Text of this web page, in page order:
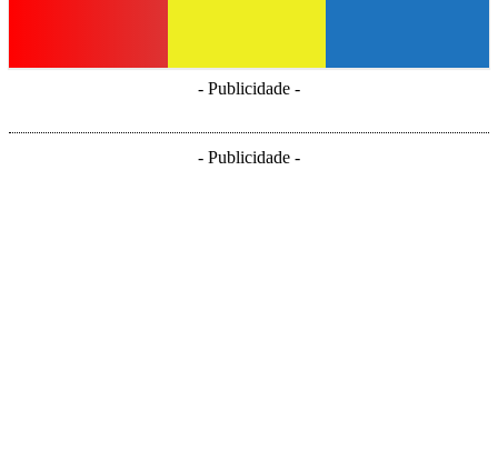
- Publicidade -
- Publicidade -